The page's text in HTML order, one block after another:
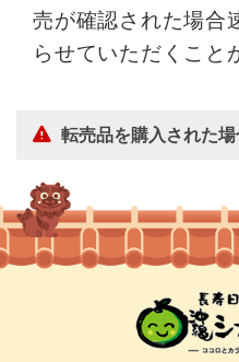
売が確認された場合
らせていただくこと
転売品を購入された